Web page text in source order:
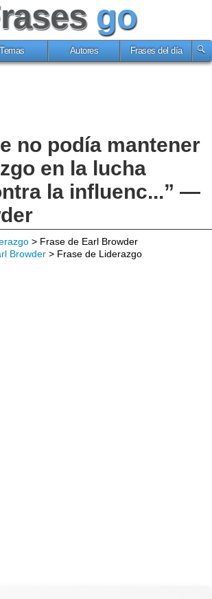
go
Temas Autores Frases del día
no podía mantener
en la lucha
la influenc...” —
> Frase de Earl Browder
Browder > Frase de Liderazgo